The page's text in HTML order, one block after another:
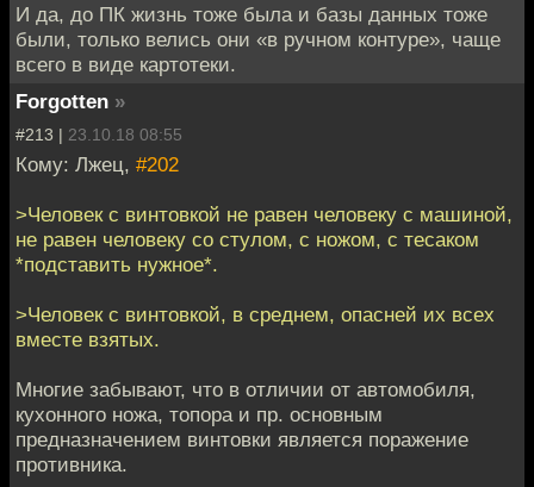
И да, до ПК жизнь тоже была и базы данных тоже
были, только велись они «в ручном контуре», чаще
всего в виде картотеки.
Forgotten »
#213 | 23.10.18 08:55
Кому: Лжец, #202
>Человек с винтовкой не равен человеку с машиной,
не равен человеку со стулом, с ножом, с тесаком
*подставить нужное*.
>Человек с винтовкой, в среднем, опасней их всех
вместе взятых.
Многие забывают, что в отличии от автомобиля,
кухонного ножа, топора и пр. основным
предназначением винтовки является поражение
противника.